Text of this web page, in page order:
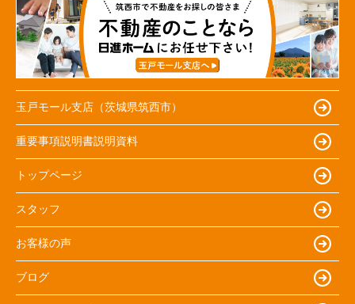
玉戸モール支店（茨城県筑西市）
重要事項説明書説明資料
トップページ
スタッフ
お客様の声
ブログ